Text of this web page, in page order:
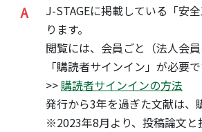
A
J-STAGEに掲載している「安
ります。
閲覧には、会員ごと（法人会
「購読者サインイン」が必要で
>>購読者サインインの方法
発行から3年を過ぎた文献は、
※2023年8月より、投稿論文